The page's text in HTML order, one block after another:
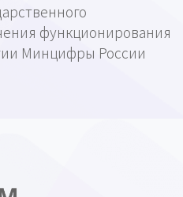
функционирования
Минцифры России